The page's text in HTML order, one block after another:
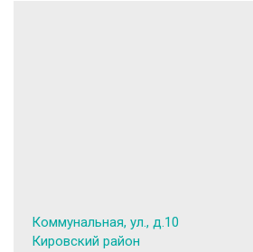
Коммунальная, ул., д.10
Кировский район